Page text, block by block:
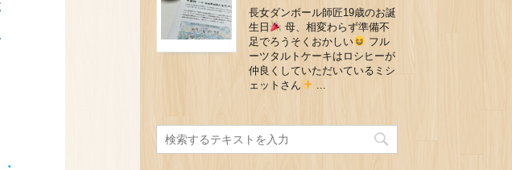
長女ダンボール師匠19歳のお誕
生日
母、相変わらず準備不
足でろうそくおかしい
フル
ーツタルトケーキはロシヒーが
仲良くしていただいているミシ
ェットさん
...